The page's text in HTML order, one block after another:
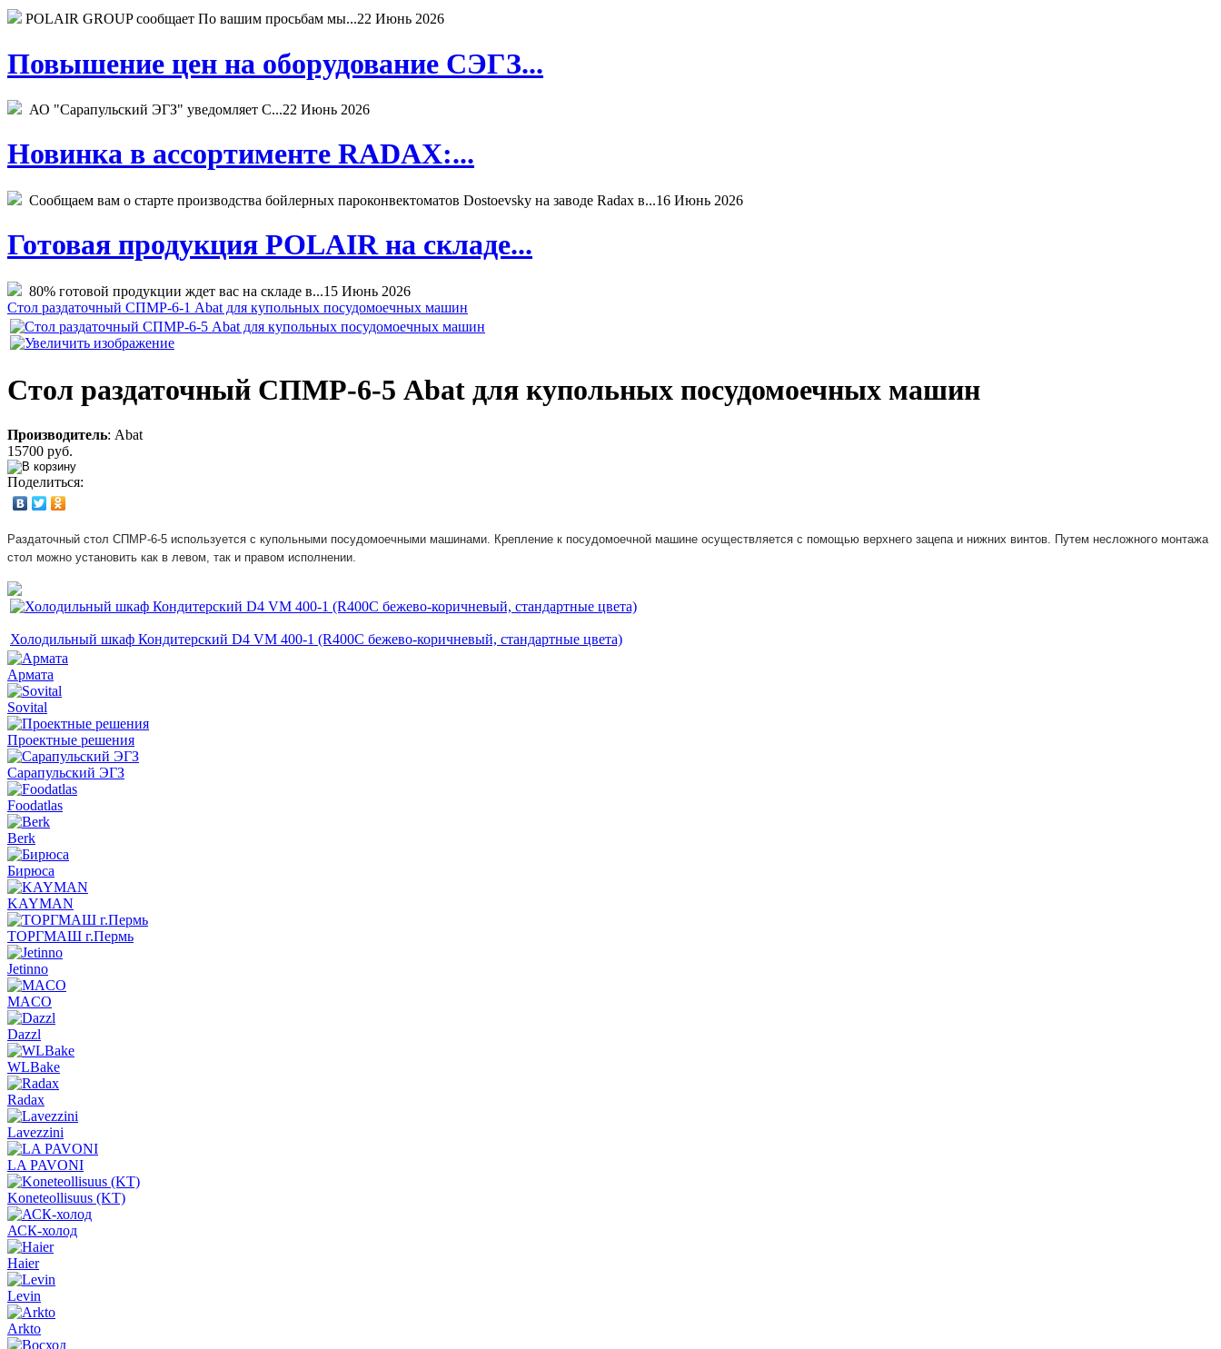
POLAIR GROUP сообщает По вашим просьбам мы...22 Июнь 2026
Повышение цен на оборудование СЭГЗ...
АО "Сарапульский ЭГЗ" уведомляет С...22 Июнь 2026
Новинка в ассортименте RADAX:...
Сообщаем вам о старте производства бойлерных пароконвектоматов Dostoevsky на заводе Radax в...16 Июнь 2026
Готовая продукция POLAIR на складе...
80% готовой продукции ждет вас на складе в...15 Июнь 2026
Стол раздаточный СПМР-6-1 Abat для купольных посудомоечных машин
Стол раздаточный СПМР-6-5 Abat для купольных посудомоечных машин
Производитель: Abat
15700 руб.
Поделиться:
Раздаточный стол СПМР-6-5 используется с купольными посудомоечными машинами. Крепление к посудомоечной машине осуществляется с помощью верхнего зацепа и нижних винтов. Путем несложного монтажа
стол можно установить как в левом, так и правом исполнении.
Холодильный шкаф Кондитерский D4 VM 400-1 (R400C бежево-коричневый, стандартные цвета)
Армата
Sovital
Проектные решения
Сарапульский ЭГЗ
Foodatlas
Berk
Бирюса
KAYMAN
ТОРГМАШ г.Пермь
Jetinno
MACO
Dazzl
WLBake
Radax
Lavezzini
LA PAVONI
Koneteollisuus (KT)
АСК-холод
Haier
Levin
Arkto